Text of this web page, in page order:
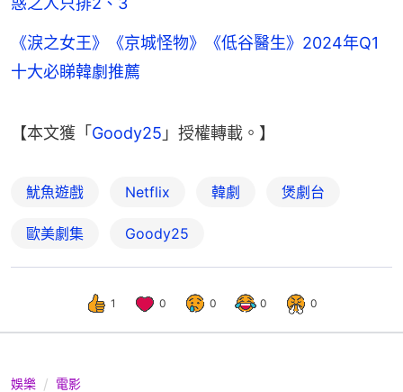
《淚之女王》《京城怪物》《低谷醫生》2024年Q1
十大必睇韓劇推薦
【本文獲「 Goody25 」授權轉載。】
魷魚遊戲 Netflix 韓劇 煲劇台
歐美劇集 Goody25
1 0 0 0 0
娛樂 電影